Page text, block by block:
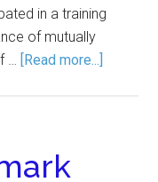
in a training
of mutually
… [Read more...]